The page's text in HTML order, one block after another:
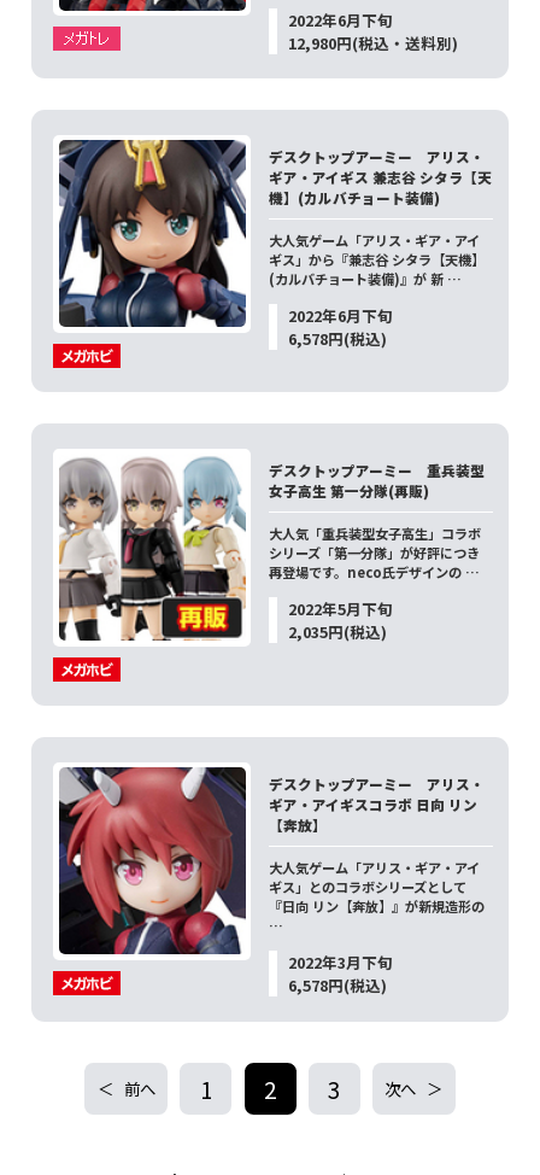
2022年6月下旬
12,980円(税込・送料別)
デスクトップアーミー アリス・
ギア・アイギス 兼志谷 シタラ【天
機】(カルバチョート装備)
大人気ゲーム「アリス・ギア・アイ
ギス」から『兼志谷 シタラ【天機】
(カルバチョート装備)』が 新 …
2022年6月下旬
6,578円(税込)
デスクトップアーミー 重兵装型
女子高生 第一分隊(再販)
大人気「重兵装型女子高生」コラボ
シリーズ「第一分隊」が好評につき
再登場です。neco氏デザインの …
2022年5月下旬
2,035円(税込)
デスクトップアーミー アリス・
ギア・アイギスコラボ 日向 リン
【奔放】
大人気ゲーム「アリス・ギア・アイ
ギス」とのコラボシリーズとして
『日向 リン【奔放】』が新規造形の
…
2022年3月下旬
6,578円(税込)
前へ 1 2 3 次へ